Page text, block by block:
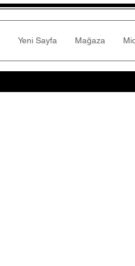
Yeni Sayfa Mağaza